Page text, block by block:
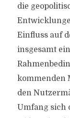
die
Einfluss auf
insgesamt
kommenden
den
Umfang sich